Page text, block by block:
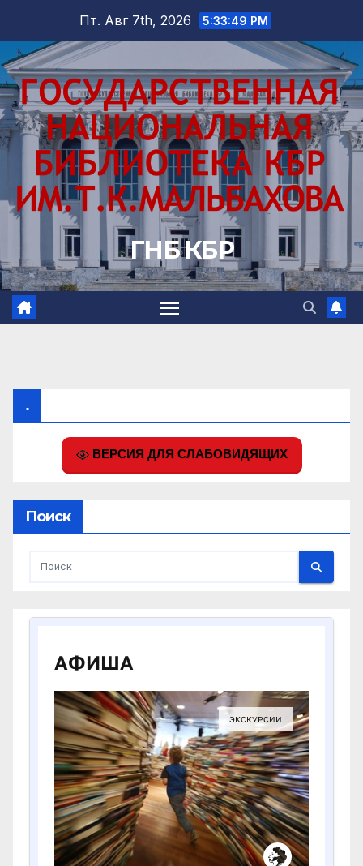
содержимому
Пт. Авг 7th, 2026 5:33:51 PM
ГНБ КБР
.
ВЕРСИЯ ДЛЯ СЛАБОВИДЯЩИХ
Поиск